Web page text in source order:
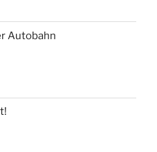
Autobahn